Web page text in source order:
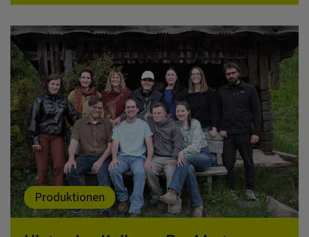
Produktionen